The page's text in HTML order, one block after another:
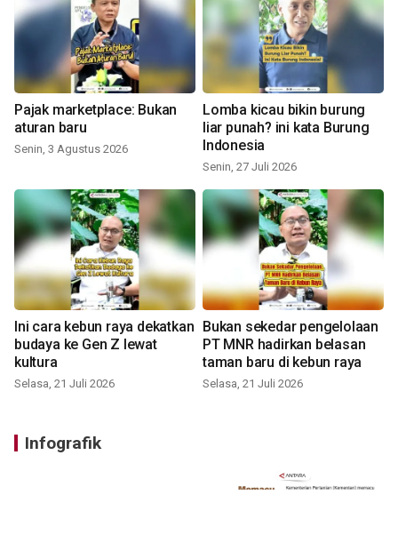
Pajak marketplace: Bukan
aturan baru
Senin, 3 Agustus 2026
Lomba kicau bikin burung
liar punah? ini kata Burung
Indonesia
Senin, 27 Juli 2026
Ini cara kebun raya dekatkan
budaya ke Gen Z lewat
kultura
Selasa, 21 Juli 2026
Bukan sekedar pengelolaan
PT MNR hadirkan belasan
taman baru di kebun raya
Selasa, 21 Juli 2026
Infografik